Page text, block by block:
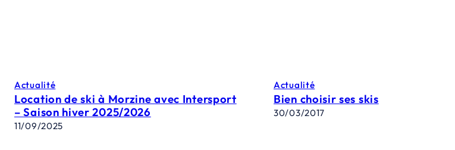
Actualité
Location de ski à Morzine avec Intersport
– Saison hiver 2025/2026
11/09/2025
Actualité
Bien choisir ses skis
30/03/2017